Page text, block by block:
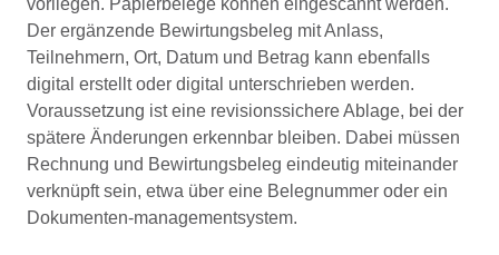
vorliegen. Papierbelege können eingescannt werden.
Der ergänzende Bewirtungsbeleg mit Anlass,
Teilnehmern, Ort, Datum und Betrag kann ebenfalls
digital erstellt oder digital unterschrieben werden.
Voraussetzung ist eine revisionssichere Ablage, bei der
spätere Änderungen erkennbar bleiben. Dabei müssen
Rechnung und Bewirtungsbeleg eindeutig miteinander
verknüpft sein, etwa über eine Belegnummer oder ein
Dokumenten-managementsystem.